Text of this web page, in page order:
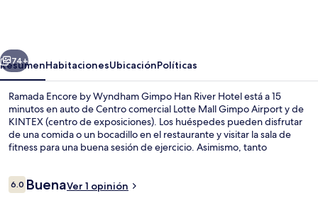
Gimpo
Han
River
Hotel
Siguiente
74+
ResumenHabitacionesUbicaciónPolíticas
Ramada Encore by Wyndham Gimpo Han River Hotel está a 15
minutos en auto de Centro comercial Lotte Mall Gimpo Airport y de
KINTEX (centro de exposiciones). Los huéspedes pueden disfrutar
de una comida o un bocadillo en el restaurante y visitar la sala de
fitness para una buena sesión de ejercicio. Asimismo, tanto
Opiniones
6.06.0 de 10,
BuenaVer 1 opinión